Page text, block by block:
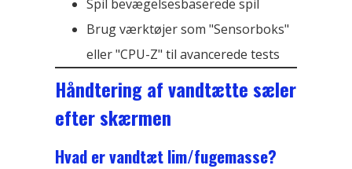
Spil bevægelsesbaserede spil
Brug værktøjer som "Sensorboks"
eller "CPU-Z" til avancerede tests
Håndtering af vandtætte sæler
efter skærmen
Hvad er vandtæt lim/fugemasse?